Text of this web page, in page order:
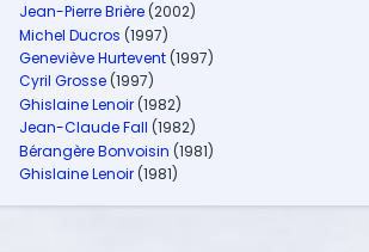
Jean-Pierre Brière (2002)
Michel Ducros (1997)
Geneviève Hurtevent (1997)
Cyril Grosse (1997)
Ghislaine Lenoir (1982)
Jean-Claude Fall (1982)
Bérangère Bonvoisin (1981)
Ghislaine Lenoir (1981)